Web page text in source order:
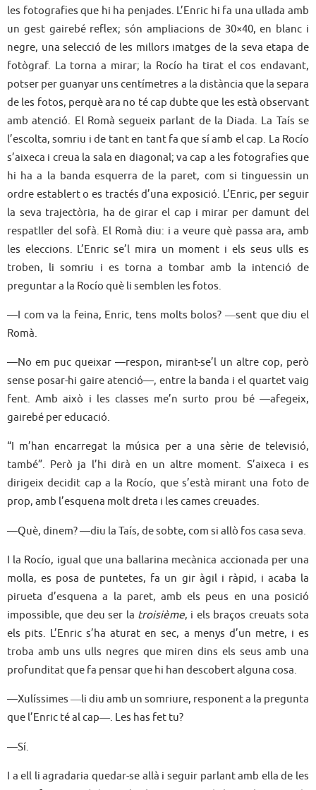
les fotografies que hi ha penjades. L’Enric hi fa una ullada amb
un gest gairebé reflex; són ampliacions de 30×40, en blanc i
negre, una selecció de les millors imatges de la seva etapa de
fotògraf. La torna a mirar; la Rocío ha tirat el cos endavant,
potser per guanyar uns centímetres a la distància que la separa
de les fotos, perquè ara no té cap dubte que les està observant
amb atenció. El Romà segueix parlant de la Diada. La Taís se
l’escolta, somriu i de tant en tant fa que sí amb el cap. La Rocío
s’aixeca i creua la sala en diagonal; va cap a les fotografies que
hi ha a la banda esquerra de la paret, com si tinguessin un
ordre establert o es tractés d’una exposició. L’Enric, per seguir
la seva trajectòria, ha de girar el cap i mirar per damunt del
respatller del sofà. El Romà diu: i a veure què passa ara, amb
les eleccions. L’Enric se’l mira un moment i els seus ulls es
troben, li somriu i es torna a tombar amb la intenció de
preguntar a la Rocío què li semblen les fotos.
—I com va la feina, Enric, tens molts bolos? ―sent que diu el
Romà.
—No em puc queixar —respon, mirant-se’l un altre cop, però
sense posar-hi gaire atenció—, entre la banda i el quartet vaig
fent. Amb això i les classes me’n surto prou bé —afegeix,
gairebé per educació.
“I m’han encarregat la música per a una sèrie de televisió,
també”. Però ja l’hi dirà en un altre moment. S’aixeca i es
dirigeix decidit cap a la Rocío, que s’està mirant una foto de
prop, amb l’esquena molt dreta i les cames creuades.
—Què, dinem? —diu la Taís, de sobte, com si allò fos casa seva.
I la Rocío, igual que una ballarina mecànica accionada per una
molla, es posa de puntetes, fa un gir àgil i ràpid, i acaba la
pirueta d’esquena a la paret, amb els peus en una posició
impossible, que deu ser la troisième, i els braços creuats sota
els pits. L’Enric s’ha aturat en sec, a menys d’un metre, i es
troba amb uns ulls negres que miren dins els seus amb una
profunditat que fa pensar que hi han descobert alguna cosa.
—Xulíssimes ―li diu amb un somriure, responent a la pregunta
que l’Enric té al cap―. Les has fet tu?
—Sí.
I a ell li agradaria quedar-se allà i seguir parlant amb ella de les